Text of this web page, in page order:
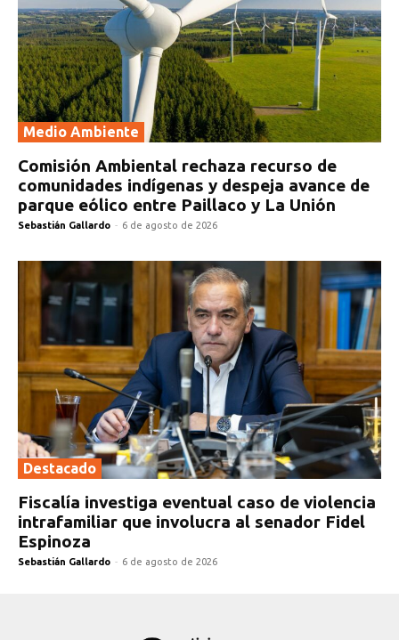
Medio Ambiente
Comisión Ambiental rechaza recurso de
comunidades indígenas y despeja avance de
parque eólico entre Paillaco y La Unión
Sebastián Gallardo - 6 de agosto de 2026
Destacado
Fiscalía investiga eventual caso de violencia
intrafamiliar que involucra al senador Fidel
Espinoza
Sebastián Gallardo - 6 de agosto de 2026